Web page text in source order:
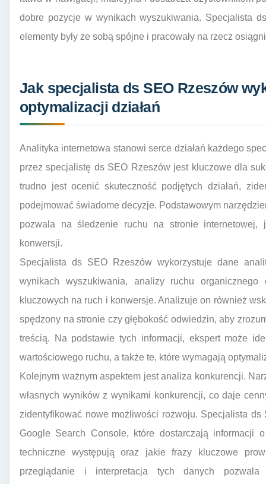
dobre pozycje w wynikach wyszukiwania. Specjalista
elementy były ze sobą spójne i pracowały na rzecz
Jak specjalista ds SEO Rzeszów
optymalizacji działań
Analityka internetowa stanowi serce działań każdego
przez specjalistę ds SEO Rzeszów jest kluczowe dla
trudno jest ocenić skuteczność podjętych działań,
podejmować świadome decyzje. Podstawowym
pozwala na śledzenie ruchu na stronie internetowej,
konwersji.
Specjalista ds SEO Rzeszów wykorzystuje dane
wynikach wyszukiwania, analizy ruchu organicznego
kluczowych na ruch i konwersje. Analizuje on również
spędzony na stronie czy głębokość odwiedzin, aby
treścią. Na podstawie tych informacji, ekspert może
wartościowego ruchu, a także te, które wymagają
Kolejnym ważnym aspektem jest analiza konkurencji.
własnych wyników z wynikami konkurencji, co daje
zidentyfikować nowe możliwości rozwoju. Specjalista
Google Search Console, które dostarczają informacji
techniczne występują oraz jakie frazy kluczowe
przeglądanie i interpretacja tych danych